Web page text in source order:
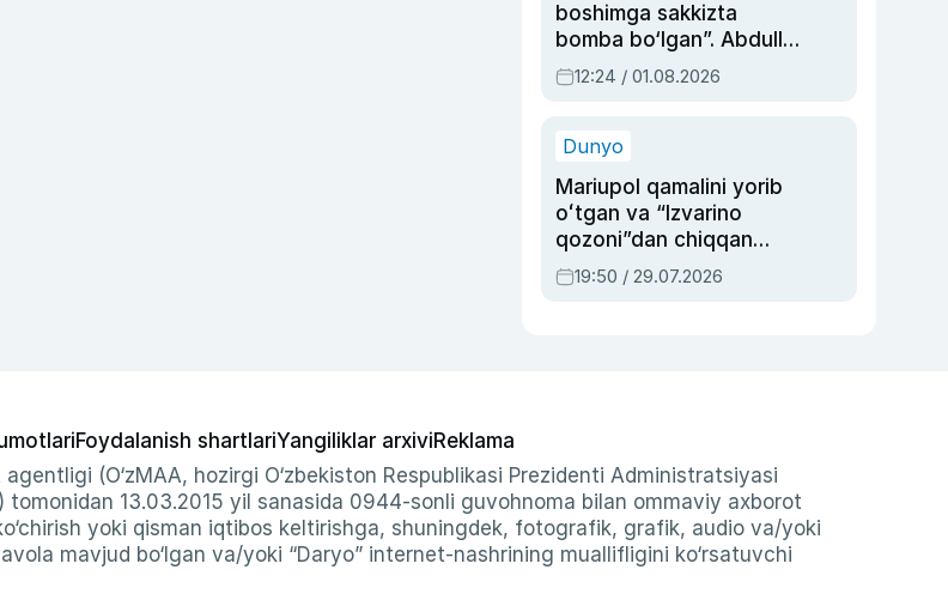
boshimga sakkizta
bomba bo‘lgan”. Abdulla
Oripovni siyosiy
ayblovlardan asrab
12:24 / 01.08.2026
Dunyo
Mariupol qamalini yorib
oʻtgan va “Izvarino
qozoni”dan chiqqan
qahramon — Ukraina
armiyasi bosh
19:50 / 29.07.2026
Foydalanish shartlariYangiliklar arxiviReklama
(O‘zMAA, hozirgi O‘zbekiston Respublikasi Prezidenti Administratsiyasi
13.03.2015 yil sanasida 0944-sonli guvohnoma bilan ommaviy axborot
yoki qisman iqtibos keltirishga, shuningdek, fotografik, grafik, audio va/yoki
mavjud bo‘lgan va/yoki “Daryo” internet-nashrining muallifligini ko‘rsatuvchi